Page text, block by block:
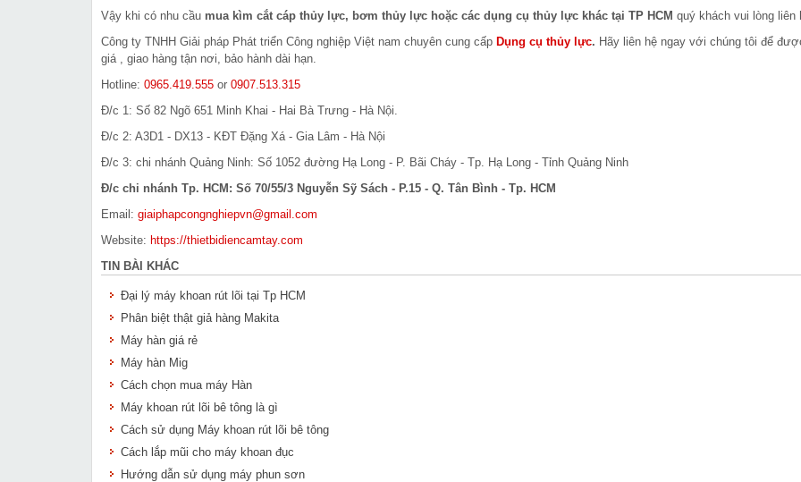
Vậy khi có nhu cầu mua kìm cắt cáp thủy lực, bơm thủy lực hoặc các dụng cụ thủy lực khác tại TP HCM quý khách vui lòng liên
Công ty TNHH Giải pháp Phát triển Công nghiệp Việt nam chuyên cung cấp Dụng cụ thủy lực. Hãy liên hệ ngay với chúng tôi để
giá , giao hàng tận nơi, bảo hành dài hạn.
Hotline: 0965.419.555 or 0907.513.315
Đ/c 1: Số 82 Ngõ 651 Minh Khai - Hai Bà Trưng - Hà Nội.
Đ/c 2: A3D1 - DX13 - KĐT Đặng Xá - Gia Lâm - Hà Nội
Đ/c 3: chi nhánh Quảng Ninh: Số 1052 đường Hạ Long - P. Bãi Cháy - Tp. Hạ Long - Tỉnh Quảng Ninh
Đ/c chi nhánh Tp. HCM: Số 70/55/3 Nguyễn Sỹ Sách - P.15 - Q. Tân Bình - Tp. HCM
Email: giaiphapcongnghiepvn@gmail.com
Website: https://thietbidiencamtay.com
TIN BÀI KHÁC
Đại lý máy khoan rút lõi tại Tp HCM
Phân biệt thật giả hàng Makita
Máy hàn giá rẻ
Máy hàn Mig
Cách chọn mua máy Hàn
Máy khoan rút lõi bê tông là gì
Cách sử dụng Máy khoan rút lõi bê tông
Cách lắp mũi cho máy khoan đục
Hướng dẫn sử dụng máy phun sơn